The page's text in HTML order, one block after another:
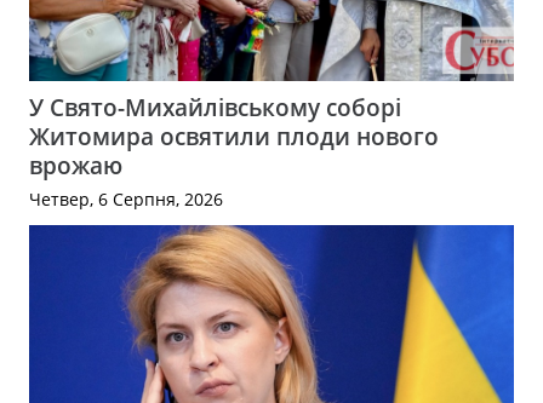
У Свято-Михайлівському соборі
Житомира освятили плоди нового
врожаю
Четвер, 6 Серпня, 2026